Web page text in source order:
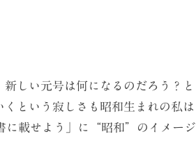
しい元号は何になるのだろう？と
という寂しさも昭和生まれの私は
に載せよう」に“昭和”のイメージ